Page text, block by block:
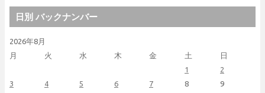
日別 バックナンバー
2026年8月
月
火 水 木 金 土 日
1
2
3
4 5 6 7 8
9